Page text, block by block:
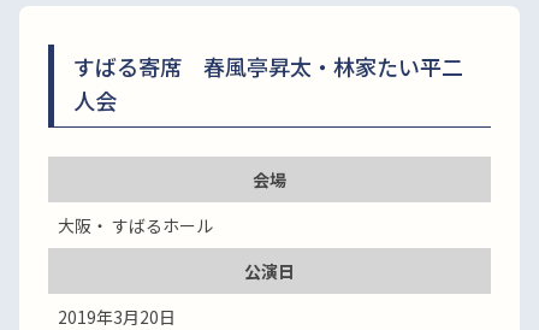
すばる寄席 春風亭昇太・林家たい平二
人会
会場
大阪・ すばるホール
公演日
2019年3月20日